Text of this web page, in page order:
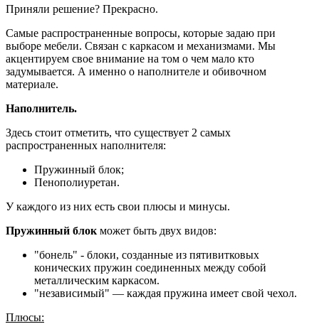
Приняли решение? Прекрасно.
Самые распространенные вопросы, которые задаю при
выборе мебели. Связан с каркасом и механизмами. Мы
акцентируем свое внимание на том о чем мало кто
задумывается. А именно о наполнителе и обивочном
материале.
Наполнитель.
Здесь стоит отметить, что существует 2 самых
распространенных наполнителя:
Пружинный блок;
Пенополиуретан.
У каждого из них есть свои плюсы и минусы.
Пружинный блок может быть двух видов:
"бонель" - блоки, созданные из пятивитковых
конических пружин соединенных между собой
металлическим каркасом.
"независимый" — каждая пружина имеет свой чехол.
Плюсы: